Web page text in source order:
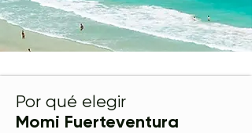
Por qué elegir
Momi Fuerteventura